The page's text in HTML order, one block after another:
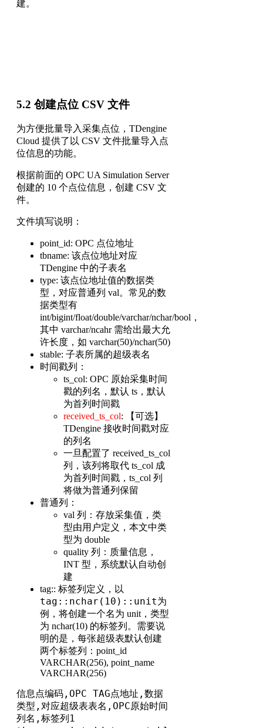
建。
5.2 创建点位 CSV 文件
为方便批量导入采集点位，TDengine
Cloud 提供了以 CSV 文件批量导入点
位信息的功能。
根据前面的 OPC UA Simulation Server
创建的 10 个点位信息，创建 CSV 文
件。
文件填写说明：
point_id: OPC 点位地址
tbname: 该点位地址对应
TDengine 中的子表名
type: 该点位地址值的数据类
型，对应普通列 val。常见的数
据类型有
int/bigint/float/double/varchar/nchar/bool，
其中 varchar/ncahr 需给出最大允
许长度，如 varchar(50)/nchar(50)
stable: 子表所属的超级表名
时间戳列：
ts_col: OPC 原始采集时间
戳的列名，默认 ts，默认
为首列时间戳
received_ts_col: 【可选】
TDengine 接收时间戳对应
的列名
一旦配置了 received_ts_col
列，该列将取代 ts_col 成
为首列时间戳，ts_col 列
将做为普通列保留
普通列：
val 列：存放采集值，类
型由用户定义，本文中类
型为 double
quality 列：质量信息，
INT 型，系统默认自动创
建
tag:: 标签列定义，以
tag::nchar(10)::unit为
例，将创建一个名为 unit，类型
为 nchar(10) 的标签列。需要说
明的是，每张超级表默认创建
两个标签列：point_id
VARCHAR(256), point_name
VARCHAR(256)
信息点编码,OPC TAG点地址,数据
类型,对应超级表表名,OPC原始时间
列名,标签列1